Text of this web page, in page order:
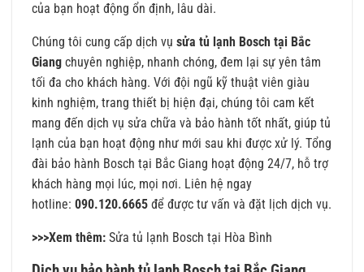
của bạn hoạt động ổn định, lâu dài.
Chúng tôi cung cấp dịch vụ sửa tủ lạnh Bosch tại Bắc
Giang chuyên nghiệp, nhanh chóng, đem lại sự yên tâm
tối đa cho khách hàng. Với đội ngũ kỹ thuật viên giàu
kinh nghiệm, trang thiết bị hiện đại, chúng tôi cam kết
mang đến dịch vụ sửa chữa và bảo hành tốt nhất, giúp tủ
lạnh của bạn hoạt động như mới sau khi được xử lý. Tổng
đài bảo hành Bosch tại Bắc Giang hoạt động 24/7, hỗ trợ
khách hàng mọi lúc, mọi nơi. Liên hệ ngay
hotline: 090.120.6665 để được tư vấn và đặt lịch dịch vụ.
>>>Xem thêm: Sửa tủ lạnh Bosch tại Hòa Bình